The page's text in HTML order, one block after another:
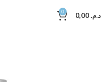
0 د.م.